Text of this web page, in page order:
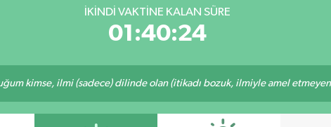
İKINDI VAKTİNE KALAN SÜRE
01:40:24
kimse, ilmi (sadece) dilinde olan (itikadı bozuk, ilmiyle amel